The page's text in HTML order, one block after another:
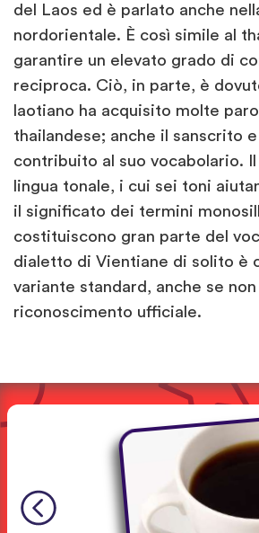
del Laos ed è parlato anche
nordorientale. È così simile al
garantire un elevato grado di
reciproca. Ciò, in parte, è
laotiano ha acquisito molte
thailandese; anche il sanscrito
contribuito al suo vocabolario.
lingua tonale, i cui sei toni
il significato dei termini
costituiscono gran parte del
dialetto di Vientiane di solito è
variante standard, anche se non
riconoscimento ufficiale.